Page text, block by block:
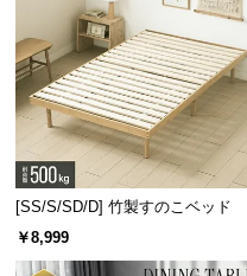
[SS/S/SD/D] 竹製すのこベッド
￥8,999